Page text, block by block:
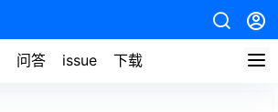
问答 issue 下载